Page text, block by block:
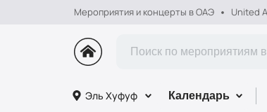
Мероприятия и концерты в ОАЭ United
Эль Хуфуф Календарь